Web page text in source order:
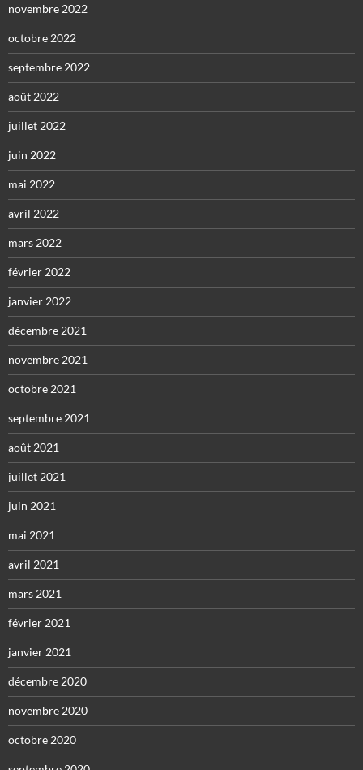
novembre 2022
octobre 2022
septembre 2022
août 2022
juillet 2022
juin 2022
mai 2022
avril 2022
mars 2022
février 2022
janvier 2022
décembre 2021
novembre 2021
octobre 2021
septembre 2021
août 2021
juillet 2021
juin 2021
mai 2021
avril 2021
mars 2021
février 2021
janvier 2021
décembre 2020
novembre 2020
octobre 2020